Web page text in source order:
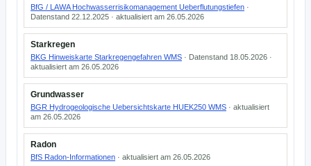
BfG / LAWA Hochwasserrisikomanagement Ueberflutungstiefen ·
Datenstand 22.12.2025 · aktualisiert am 26.05.2026
Starkregen
BKG Hinweiskarte Starkregengefahren WMS · Datenstand 18.05.2026 ·
aktualisiert am 26.05.2026
Grundwasser
BGR Hydrogeologische Uebersichtskarte HUEK250 WMS · aktualisiert
am 26.05.2026
Radon
BfS Radon-Informationen · aktualisiert am 26.05.2026